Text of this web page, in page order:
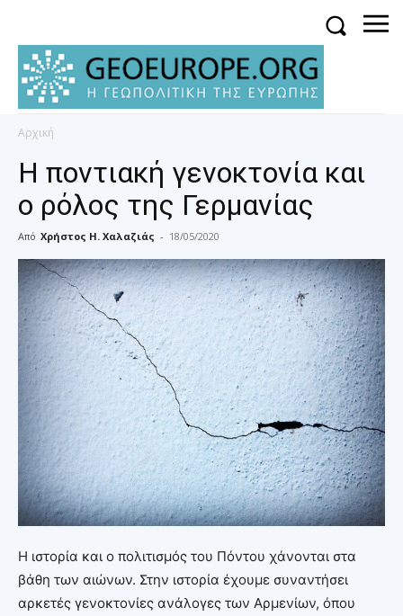
Αρχική
Η ποντιακή γενοκτονία και
ο ρόλος της Γερμανίας
Από Χρήστος Η. Χαλαζιάς - 18/05/2020
Η ιστορία και ο πολιτισμός του Πόντου χάνονται στα
βάθη των αιώνων. Στην ιστορία έχουμε συναντήσει
αρκετές γενοκτονίες ανάλογες των Αρμενίων, όπου